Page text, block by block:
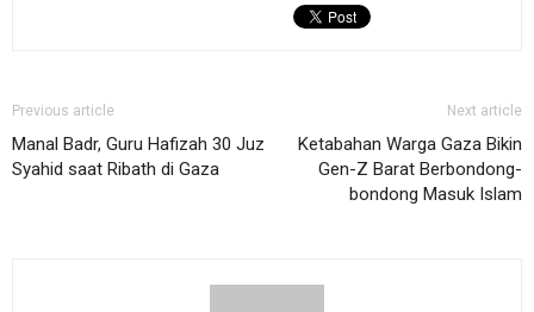
Previous article
Manal Badr, Guru Hafizah 30 Juz
Syahid saat Ribath di Gaza
Next article
Ketabahan Warga Gaza Bikin
Gen-Z Barat Berbondong-
bondong Masuk Islam